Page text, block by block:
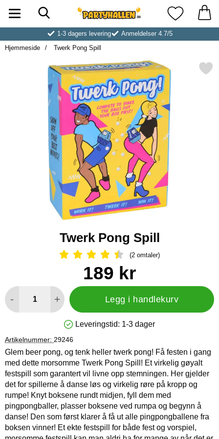
Startsiden for Partyhallen ABMine
1-3 dagers levering
Anmeldelser 4.7/5
Hjemmeside
Twerk Pong Spill
Merk twerk Pong
Twerk Pong Spill
Vurdering: 4.5 Stjerne, Gå til alle
(2 omtaler)
Handle dette produktet, Twerk Pong Spill
pris
189 kr
- + Legg i handlekurv
Produkttilgjengelighet: På lager
Leveringstid: 1-3 dager
Artikelnummer: 29246
Glem beer pong, og tenk heller twerk pong! Få festen i gang
med dette morsomme Twerk Pong Spill! Et virkelig gøyalt
festspill som garantert vil livne opp stemningen. Her gjelder
det for spillerne å danse løs og virkelig røre på kropp og
rumpe! Knyt boksene rundt midjen, fyll dem med
pingpongballer, plasser boksene ved rumpa og begynn å
danse! Den som først klarer å få ut alle pingpongballene fra
boksen vinner! Et ekte festspill for både fest og vorspiel,